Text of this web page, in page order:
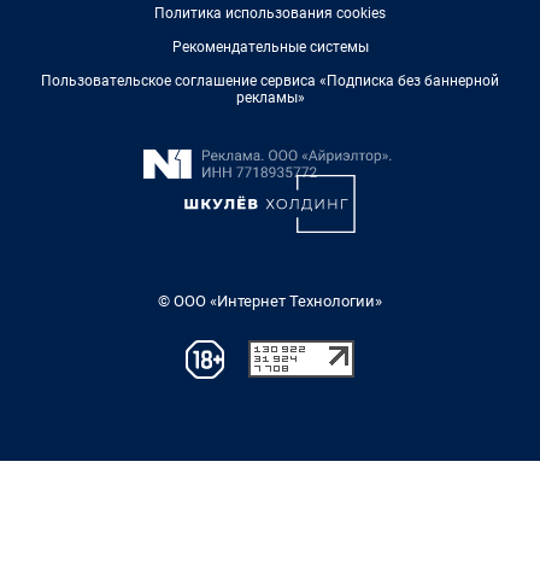
Политика использования cookies
Рекомендательные системы
Пользовательское соглашение сервиса «Подписка без баннерной
рекламы»
© ООО «Интернет Технологии»